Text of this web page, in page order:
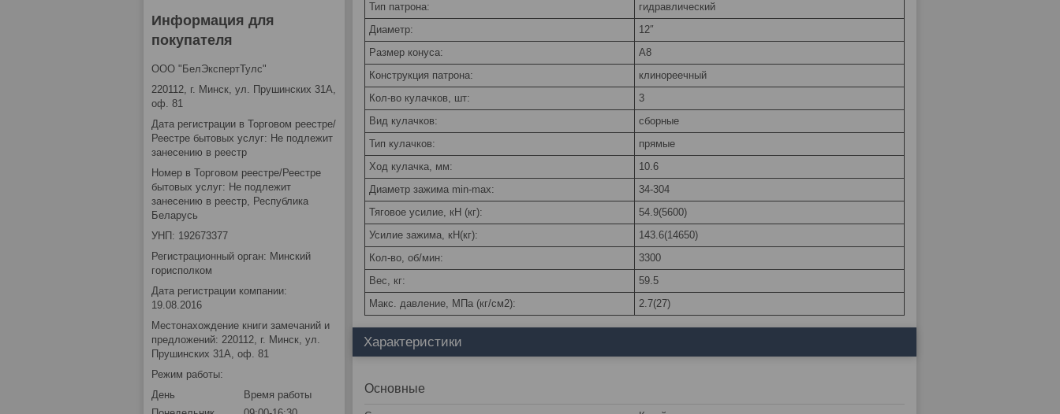
Тип патрона:
гидравлический
Диаметр:
12″
Размер конуса:
A8
Конструкция патрона:
клинореечный
Кол-во кулачков, шт:
3
Вид кулачков:
сборные
Тип кулачков:
прямые
Ход кулачка, мм:
10.6
Диаметр зажима min-max:
34-304
Тяговое усилие, кН (кг):
54.9(5600)
Усилие зажима, кН(кг):
143.6(14650)
Кол-во, об/мин:
3300
Вес, кг:
59.5
Макс. давление, МПа (кг/см2):
2.7(27)
Характеристики
Основные
Информация для
покупателя
ООО "БелЭкспертТулс"
220112, г. Минск, ул. Прушинских 31А,
оф. 81
Дата регистрации в Торговом реестре/
Реестре бытовых услуг: Не подлежит
занесению в реестр
Номер в Торговом реестре/Реестре
бытовых услуг: Не подлежит
занесению в реестр, Республика
Беларусь
УНП: 192673377
Регистрационный орган: Минский
горисполком
Дата регистрации компании:
19.08.2016
Местонахождение книги замечаний и
предложений: 220112, г. Минск, ул.
Прушинских 31А, оф. 81
Режим работы:
День
Время работы